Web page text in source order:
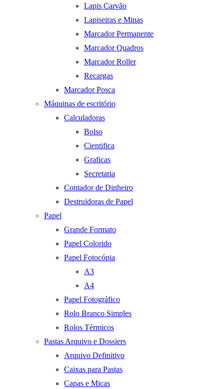
Lapis Carvão
Lapiseiras e Minas
Marcador Permanente
Marcador Quadros
Marcador Roller
Recargas
Marcador Posca
Máquinas de escritório
Calculadoras
Bolso
Cientifica
Graficas
Secretaria
Contador de Dinheiro
Destruidoras de Papel
Papel
Grande Formato
Papel Colorido
Papel Fotocópia
A3
A4
Papel Fotográfico
Rolo Branco Simples
Rolos Térmicos
Pastas Arquivo e Dossiers
Arquivo Definitivo
Caixas para Pastas
Capas e Micas